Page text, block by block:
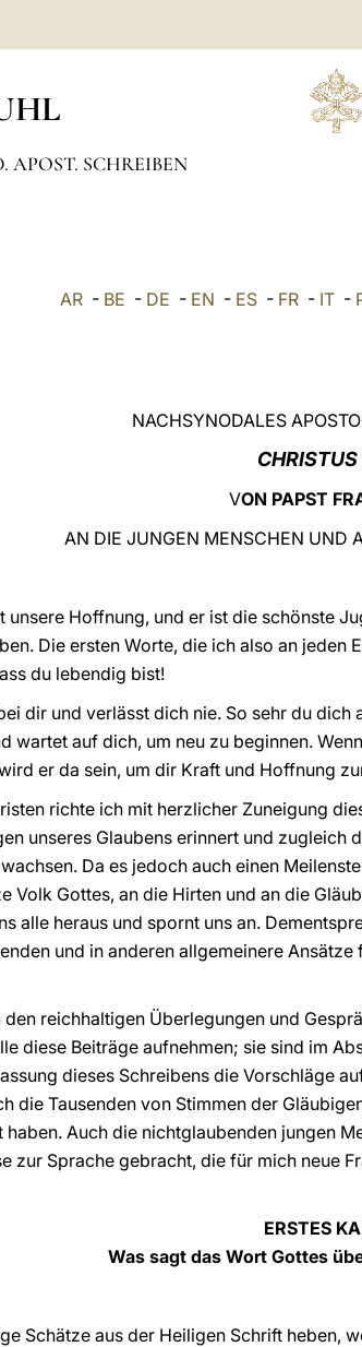
APOST. SCHREIBEN
AR- BE - DE - EN - ES- FR- IT-
NACHSYNODALES
VON PAPST
AN DIE JUNGEN MENSCHEN UND
unsere Hoffnung, und er ist die schönste
Die ersten Worte, die ich also an
du lebendig bist!
dir und verlässt dich nie. So sehr du
wartet auf dich, um neu zu beginnen.
er da sein, um dir Kraft und Hoffnung
richte ich mit herzlicher Zuneigung
unseres Glaubens erinnert und
Da es jedoch auch einen
Volk Gottes, an die Hirten und an die
alle heraus und spornt uns an.
und in anderen allgemeinere
reichhaltigen Überlegungen und
diese Beiträge aufnehmen; sie sind im
dieses Schreibens die Vorschläge
die Tausenden von Stimmen der
Auch die nichtglaubenden jungen
zur Sprache gebracht, die für mich neue
ERSTES
Was sagt das Wort Gottes
Schätze aus der Heiligen Schrift